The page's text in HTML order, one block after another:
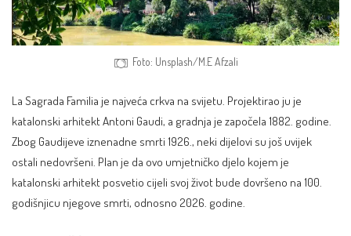
Foto: Unsplash/M.E Afzali
La Sagrada Familia je najveća crkva na svijetu. Projektirao ju je
katalonski arhitekt Antoni Gaudi, a gradnja je započela 1882. godine.
Zbog Gaudijeve iznenadne smrti 1926., neki dijelovi su još uvijek
ostali nedovršeni. Plan je da ovo umjetničko djelo kojem je
katalonski arhitekt posvetio cijeli svoj život bude dovršeno na 100.
godišnjicu njegove smrti, odnosno 2026. godine.